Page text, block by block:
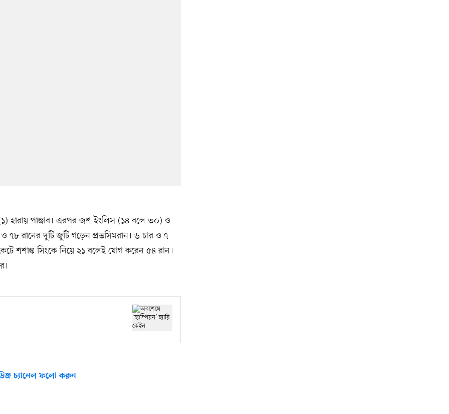
হারায় পাঞ্জাব। এরপর জশ ইংলিস (১৪ বলে ৩০) ও
৭৮ রানের দুটি জুটি গড়েন প্রভসিমরান। ৬ চার ও ৭
শশাঙ্ক সিংকে নিয়ে ২১ বলেই যোগ করেন ৫৪ রান।
চ্যানেল ফলো করুন